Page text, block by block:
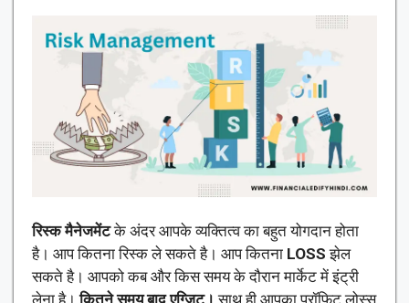
रिस्क मैनेजमेंटके अंदर आपके व्यक्तित्व का बहुत योगदान होता
है। आप कितना रिस्क ले सकते है। आप कितना LOSS झेल
सकते है। आपको कब और किस समय के दौरान मार्केट में इंट्री